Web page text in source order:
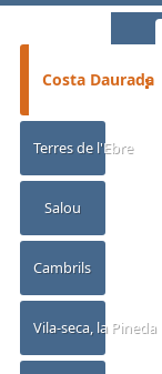
Costa Daurada
Terres de l'Ebre
Salou
Cambrils
Vila-seca, la Pineda